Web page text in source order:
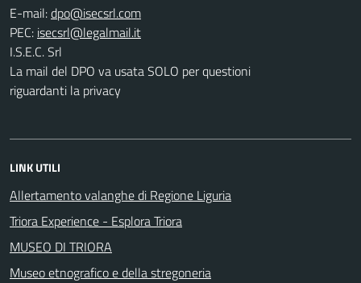
E-mail:
PEC:
I.S.E.C. Srl
La mail del DPO va usata SOLO per questioni
riguardanti la privacy
LINK UTILI
Allertamento valanghe di Regione Liguria
Triora Experience - Esplora Triora
MUSEO DI TRIORA
Museo etnografico e della stregoneria